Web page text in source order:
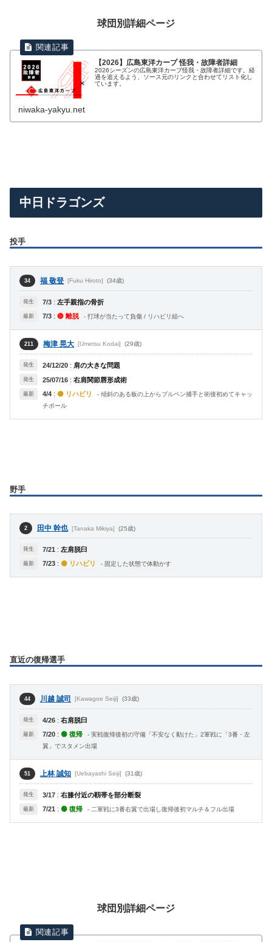
球団別詳細ページ
【2026】広島東洋カープ 怪我・故障者詳細
2026シーズンの広島東洋カープ怪我・故障者詳細です。経
過を追えるよう、ソース元のリンクと合わせてリスト化し
ています。
niwaka-yakyu.net
中日ドラゴンズ
投手
34 福 敬登 [Fuku Hiroto] (34歳)
発生 7/3 : 左手親指の骨折
最新 7/3 : 🔴 離脱 - 打球が当たって負傷 / リハビリ組へ
211 梅津 晃大 [Umetsu Kodai] (29歳)
発生 24/12/20 : 肩の大きな問題
発生 25/07/16 : 右肩関節唇形成術
最新 4/4 : 🟡 リハビリ
- 傾斜のある板の上からブルペン捕手と術後初めてキャッ
チボール
野手
2 田中 幹也 [Tanaka Mikiya] (25歳)
発生 7/21 : 左肩脱臼
最新 7/23 : 🟡 リハビリ - 固定した状態で体動かす
直近の復帰選手
44 川越 誠司 [Kawagoe Seiji] (33歳)
発生 4/26 : 右肩脱臼
最新 7/20 : 🟢 復帰
- 実戦復帰後初の守備「不安なく動けた」2軍戦に「3番・左
翼」でスタメン出場
51 上林 誠知 [Uebayashi Seiji] (31歳)
発生 3/17 : 右膝付近の靱帯を部分断裂
最新 7/21 : 🟢 復帰 - 二軍戦に3番右翼で出場し復帰後初マルチ＆フル出場
球団別詳細ページ